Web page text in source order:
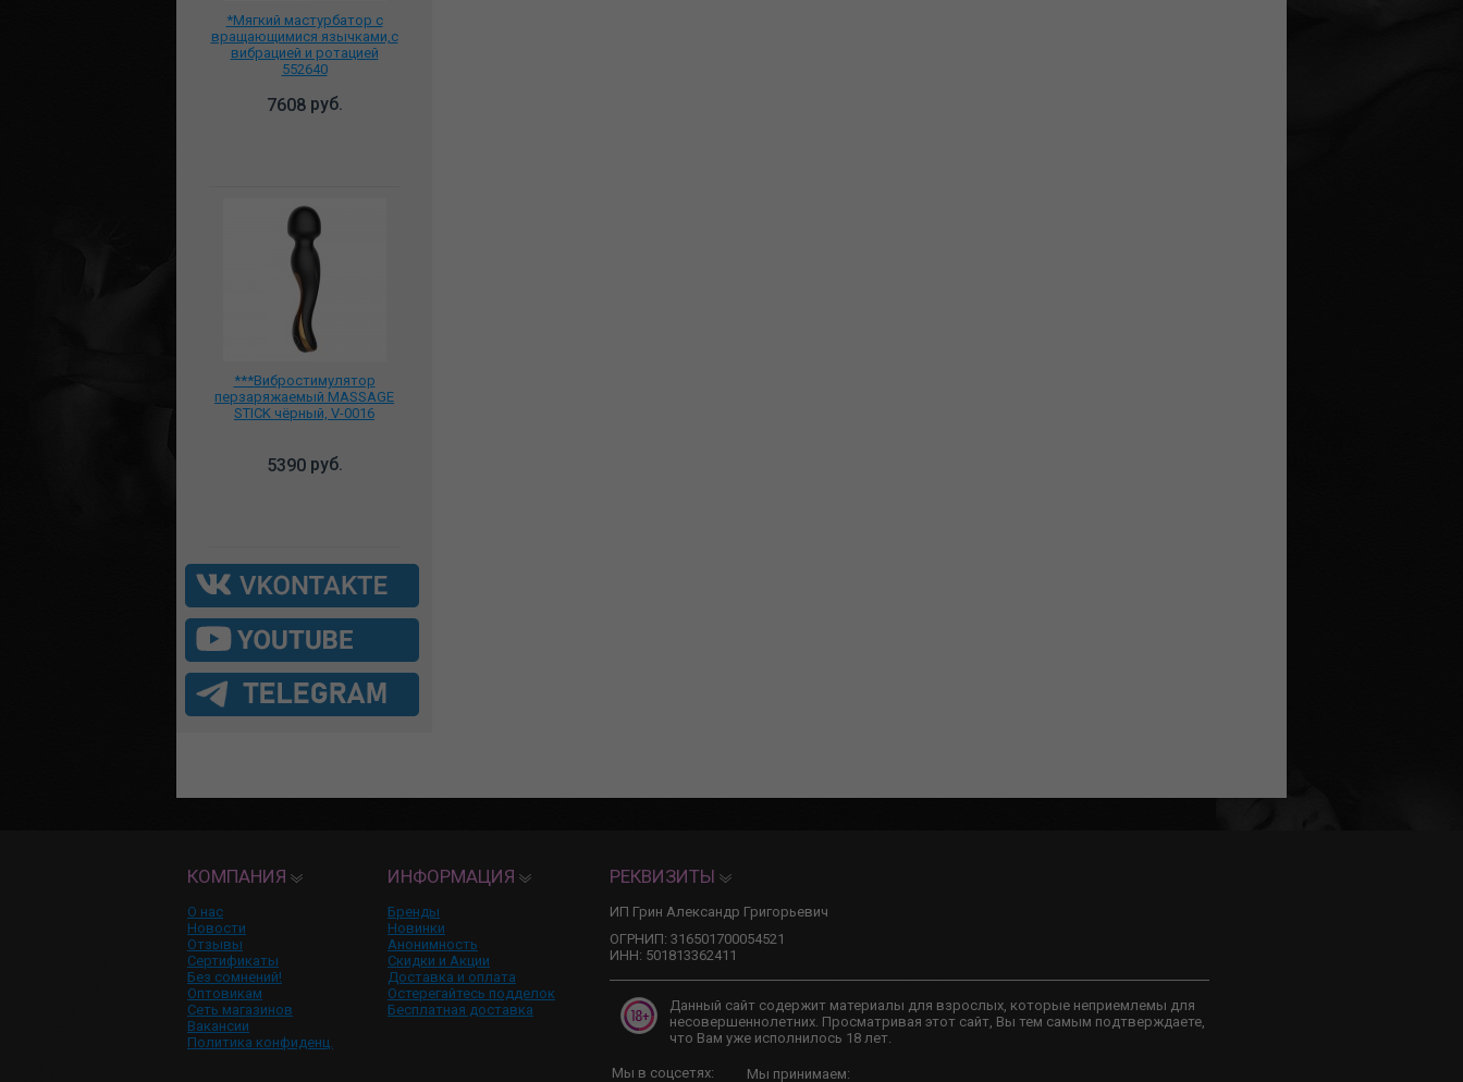
*Мягкий мастурбатор с
вращающимися язычками,с
вибрацией и ротацией
552640
7608руб.
***Вибростимулятор
перзаряжаемый MASSAGE
STICK чёрный, V-0016
5390руб.
КОМПАНИЯ
О нас
Новости
Отзывы
Сертификаты
Без сомнений!
Оптовикам
Сеть магазинов
Вакансии
Политика конфиденц.
ИНФОРМАЦИЯ
Бренды
Новинки
Анонимность
Скидки и Акции
Доставка и оплата
Остерегайтесь подделок
Бесплатная доставка
РЕКВИЗИТЫ
ИП Грин Александр Григорьевич
ОГРНИП: 316501700054521
ИНН: 501813362411
Данный сайт содержит материалы для взрослых, которые неприемлемы для
несовершеннолетних. Просматривая этот сайт, Вы тем самым подтверждаете,
что Вам уже исполнилось 18 лет.
Мы в соцсетях: Мы принимаем: